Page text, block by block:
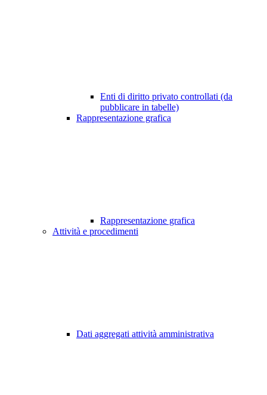
Enti di diritto privato controllati (da
pubblicare in tabelle)
Rappresentazione grafica
Rappresentazione grafica
Attività e procedimenti
Dati aggregati attività amministrativa